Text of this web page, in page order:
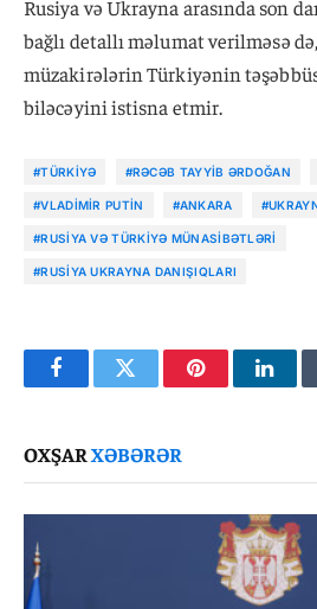
Rusiya və Ukrayna arasında son
bağlı detallı məlumat verilməsə
müzakirələrin Türkiyənin
biləcəyini istisna etmir.
#TÜRKIYƏ #RƏCƏB TAYYIB ƏRDOĞAN
#VLADIMIR PUTIN #ANKARA
#RUSIYA VƏ TÜRKIYƏ MÜNASIBƏTLƏRI
#RUSIYA UKRAYNA DANIŞIQLARI
FacebookTwitter Pinterest
OXŞARXƏBƏRƏR